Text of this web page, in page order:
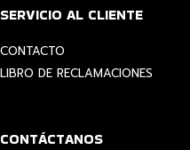
SERVICIO AL CLIENTE
CONTACTO
LIBRO DE RECLAMACIONES
CONTÁCTANOS